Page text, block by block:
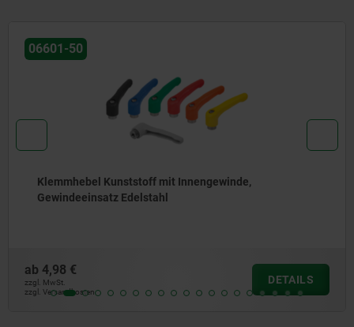
06430
Klemmhebel Zinkdruckguss mit Außengewinde,
schwarz und silber, Gewindeeinsatz Stahl brüniert
ab5,51 €
zzgl. MwSt.
zzgl. Versandkosten
DETAILS